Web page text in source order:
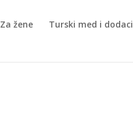
Za žene Turski med i dodaci